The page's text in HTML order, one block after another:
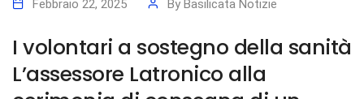
Febbraio 22, 2025 By Basilicata Notizie
I volontari a sostegno della sanità
L’assessore Latronico alla